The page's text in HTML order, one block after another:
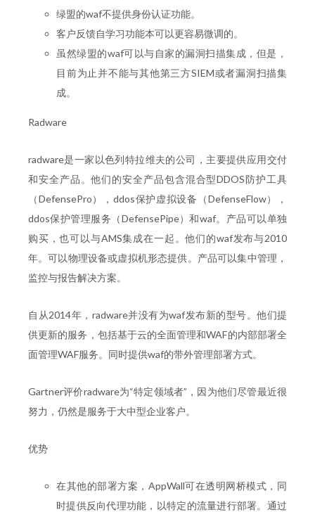
绿盟的waf不提供身份认证功能。
客户反馈自学习功能本可以更容易微调的。
虽然绿盟的waf可以与自家的漏洞扫描集成，但是，
目前为止并不能与其他第三方SIEM或者漏洞扫描集
成。
Radware
radware是一家以色列特拉维夫的公司，主要提供应用交付
和安全产品。他们的安全产品包含混合型DDOS防护工具
（DefensePro），ddos保护虚拟设备（DefenseFlow），
ddos保护管理服务（DefensePipe）和waf。产品可以单独
购买，也可以与AMS集成在一起。他们的waf发布与2010
年。可以物理设备或虚拟机形态提供。产品可以集中管理，
监控与报告解决方案。
自从2014年，radware并没有为waf发布新的型号。他们提
供更新的服务，包括基于云的全面管理和WAF的内部部署全
面管理WAF服务。同时提供waf的带外管理部署方式。
Gartner评价radware为“特定领域者”，因为他们尽管最近很
努力，仍然是服务于大中型企业客户。
优势
在其他的部署方案，AppWall可在透明网桥模式，同
时提供反向代理功能，以特定的流量进行部署。通过